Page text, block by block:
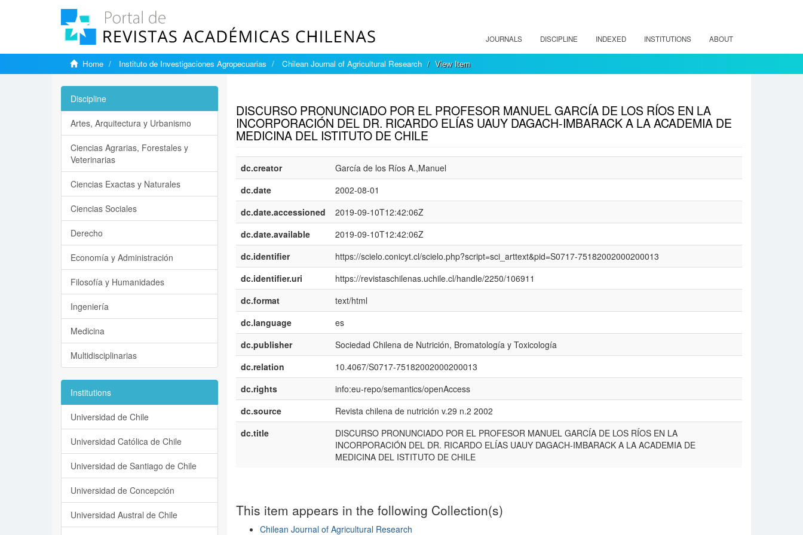
JOURNALS DISCIPLINE INDEXED INSTITUTIONS ABOUT
Home Instituto de Investigaciones Agropecuarias Chilean Journal of Agricultural Research View Item
DISCURSO PRONUNCIADO POR EL PROFESOR MANUEL GARCÍA DE LOS RÍOS EN LA
INCORPORACIÓN DEL DR. RICARDO ELÍAS UAUY DAGACH-IMBARACK A LA ACADEMIA DE
MEDICINA DEL ISTITUTO DE CHILE
dc.creator
García de los Ríos A.,Manuel
dc.date
2002-08-01
dc.date.accessioned
2019-09-10T12:42:06Z
dc.date.available
2019-09-10T12:42:06Z
dc.identifier
https://scielo.conicyt.cl/scielo.php?script=sci_arttext&pid=S0717-75182002000200013
dc.identifier.uri
https://revistaschilenas.uchile.cl/handle/2250/106911
dc.format
text/html
dc.language
es
dc.publisher
Sociedad Chilena de Nutrición, Bromatología y Toxicología
dc.relation
10.4067/S0717-75182002000200013
dc.rights
info:eu-repo/semantics/openAccess
dc.source
Revista chilena de nutrición v.29 n.2 2002
dc.title
DISCURSO PRONUNCIADO POR EL PROFESOR MANUEL GARCÍA DE LOS RÍOS EN LA
INCORPORACIÓN DEL DR. RICARDO ELÍAS UAUY DAGACH-IMBARACK A LA ACADEMIA DE
MEDICINA DEL ISTITUTO DE CHILE
This item appears in the following Collection(s)
Chilean Journal of Agricultural Research
Discipline
Artes, Arquitectura y Urbanismo
Ciencias Agrarias, Forestales y
Veterinarias
Ciencias Exactas y Naturales
Ciencias Sociales
Derecho
Economía y Administración
Filosofía y Humanidades
Ingeniería
Medicina
Multidisciplinarias
Institutions
Universidad de Chile
Universidad Católica de Chile
Universidad de Santiago de Chile
Universidad de Concepción
Universidad Austral de Chile